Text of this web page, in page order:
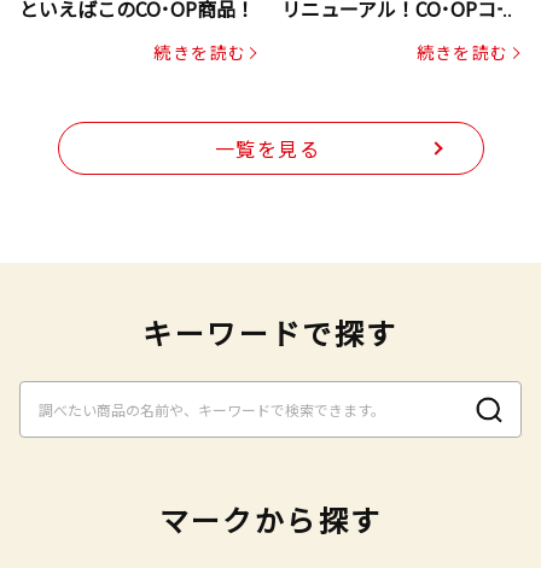
といえばこのCO･OP商品！
続きを読む
リニューアル！CO･OPコー
続きを読む
一覧を見る
キーワードで探す
マークから探す